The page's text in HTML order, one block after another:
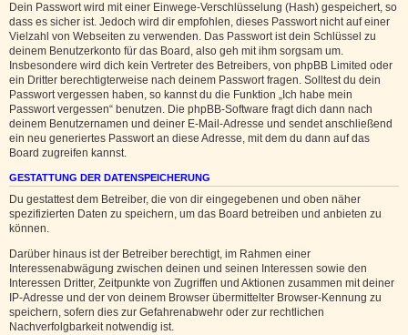
Dein Passwort wird mit einer Einwege-Verschlüsselung (Hash) gespeichert, so
dass es sicher ist. Jedoch wird dir empfohlen, dieses Passwort nicht auf einer
Vielzahl von Webseiten zu verwenden. Das Passwort ist dein Schlüssel zu
deinem Benutzerkonto für das Board, also geh mit ihm sorgsam um.
Insbesondere wird dich kein Vertreter des Betreibers, von phpBB Limited oder
ein Dritter berechtigterweise nach deinem Passwort fragen. Solltest du dein
Passwort vergessen haben, so kannst du die Funktion „Ich habe mein
Passwort vergessen“ benutzen. Die phpBB-Software fragt dich dann nach
deinem Benutzernamen und deiner E-Mail-Adresse und sendet anschließend
ein neu generiertes Passwort an diese Adresse, mit dem du dann auf das
Board zugreifen kannst.
GESTATTUNG DER DATENSPEICHERUNG
Du gestattest dem Betreiber, die von dir eingegebenen und oben näher
spezifizierten Daten zu speichern, um das Board betreiben und anbieten zu
können.
Darüber hinaus ist der Betreiber berechtigt, im Rahmen einer
Interessenabwägung zwischen deinen und seinen Interessen sowie den
Interessen Dritter, Zeitpunkte von Zugriffen und Aktionen zusammen mit deiner
IP-Adresse und der von deinem Browser übermittelter Browser-Kennung zu
speichern, sofern dies zur Gefahrenabwehr oder zur rechtlichen
Nachverfolgbarkeit notwendig ist.